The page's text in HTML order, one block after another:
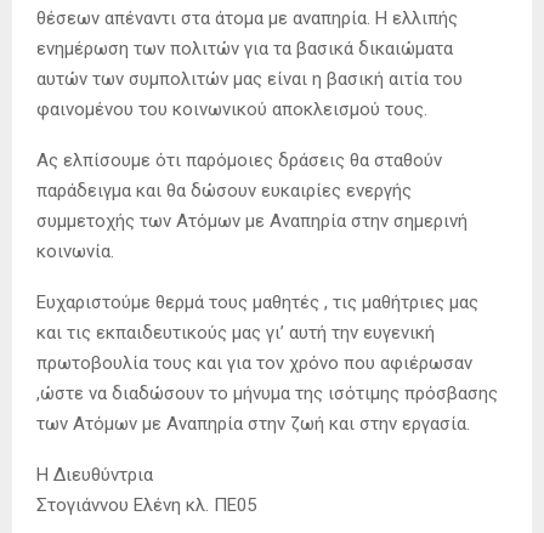
θέσεων απέναντι στα άτομα με αναπηρία. Η ελλιπής
ενημέρωση των πολιτών για τα βασικά δικαιώματα
αυτών των συμπολιτών μας είναι η βασική αιτία του
φαινομένου του κοινωνικού αποκλεισμού τους.
Ας ελπίσουμε ότι παρόμοιες δράσεις θα σταθούν
παράδειγμα και θα δώσουν ευκαιρίες ενεργής
συμμετοχής των Ατόμων με Αναπηρία στην σημερινή
κοινωνία.
Ευχαριστούμε θερμά τους μαθητές , τις μαθήτριες μας
και τις εκπαιδευτικούς μας γι’ αυτή την ευγενική
πρωτοβουλία τους και για τον χρόνο που αφιέρωσαν
,ώστε να διαδώσουν το μήνυμα της ισότιμης πρόσβασης
των Ατόμων με Αναπηρία στην ζωή και στην εργασία.
Η Διευθύντρια
Στογιάννου Ελένη κλ. ΠΕ05